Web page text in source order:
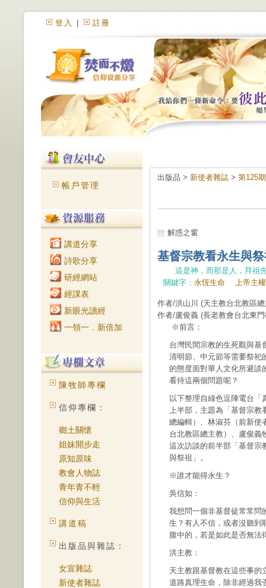
登入 註冊
帳戶管理
講道分享
詩歌分享
研經網站
經課表
新眼光讀經
一領一．新倍加
陳牧師專欄
信仰專欄：
鄉土關懷
姐妹開步走
原知原味
教會人物誌
青年青不輕
信仰與生活
講道稿
出版品與雜誌：
女宣雜誌
新使者雜誌
出版品 > 新使者雜誌 > 第125
解惑之窗
基督宗教看永生與
這是神，而那是人，拜祖
關鍵字： 永恆生命 上帝主權
作者/洪山川 (天主教台北教區
作者/盧俊義 (長老教會台北東
※前言：
台灣民間宗教的生死觀與基
清明節、中元節等需要祭祀
的態度面對華人文化所避談
看待這兩個問題呢？
以下整理自綠色逗陣電台「
上半部，主題為「基督宗教
總編輯）、林淑芬（前新使
台北教區總主教）、盧俊義
這次訪談的前半部「基督宗
與祭祖」。
※誰才能得永生？
吳信如：
我想問一個非基督徒常常問
生？有人不信，或者沒聽到
腹中的，若是如此是否無法
洪主教：
天主教跟基督教在這些事的
道路真理生命，除非經過我